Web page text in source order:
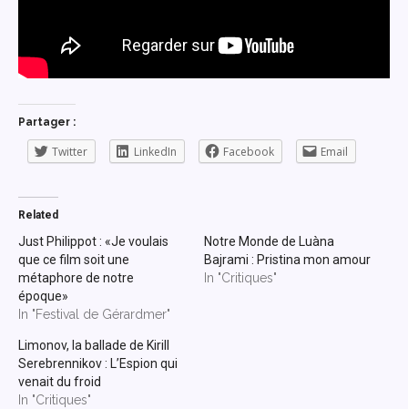
Partager :
Twitter LinkedIn Facebook Email
Related
Just Philippot : «Je voulais
que ce film soit une
métaphore de notre
époque»
In "Festival de Gérardmer"
Notre Monde de Luàna
Bajrami : Pristina mon amour
In "Critiques"
Limonov, la ballade de Kirill
Serebrennikov : L’Espion qui
venait du froid
In "Critiques"